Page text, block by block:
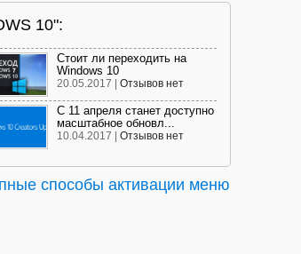
10":
Стоит ли переходить на
Windows 10
20.05.2017 | Отзывов нет
С 11 апреля станет доступно
масштабное обновл...
10.04.2017 | Отзывов нет
способы активации меню